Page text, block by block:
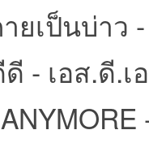
ยเป็นบ่าว
- เอส.ดี.เ